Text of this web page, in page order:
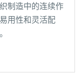
制造中的连续作
用性和灵活配